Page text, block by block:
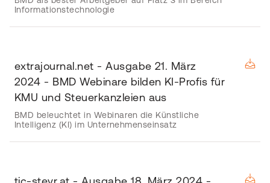
Informationstechnologie
extrajournal.net - Ausgabe 21. März
2024 - BMD Webinare bilden KI-Profis für
KMU und Steuerkanzleien aus
BMD beleuchtet in Webinaren die Künstliche
Intelligenz (KI) im Unternehmenseinsatz